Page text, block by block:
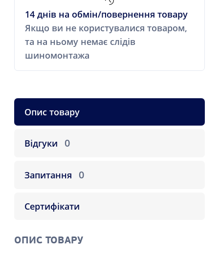
14 днів на обмін/повернення товару
Якщо ви не користувалися товаром,
та на ньому немає слідів
шиномонтажа
Опис товару
Відгуки 0
Запитання 0
Сертифікати
ОПИС ТОВАРУ